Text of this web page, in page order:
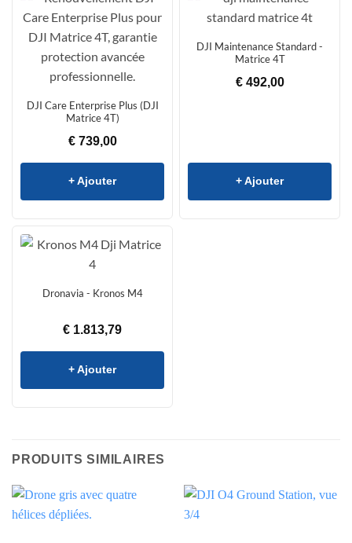
DJI Care Enterprise Plus (DJI
Matrice 4T)
€739,00
+ Ajouter
DJI Maintenance Standard -
Matrice 4T
€492,00
+ Ajouter
Dronavia - Kronos M4
€ 1.813,79
+ Ajouter
PRODUITS SIMILAIRES